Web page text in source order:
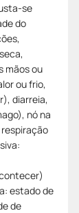
se
do
mãos ou
ou frio,
diarreia,
nó na
estado de
de